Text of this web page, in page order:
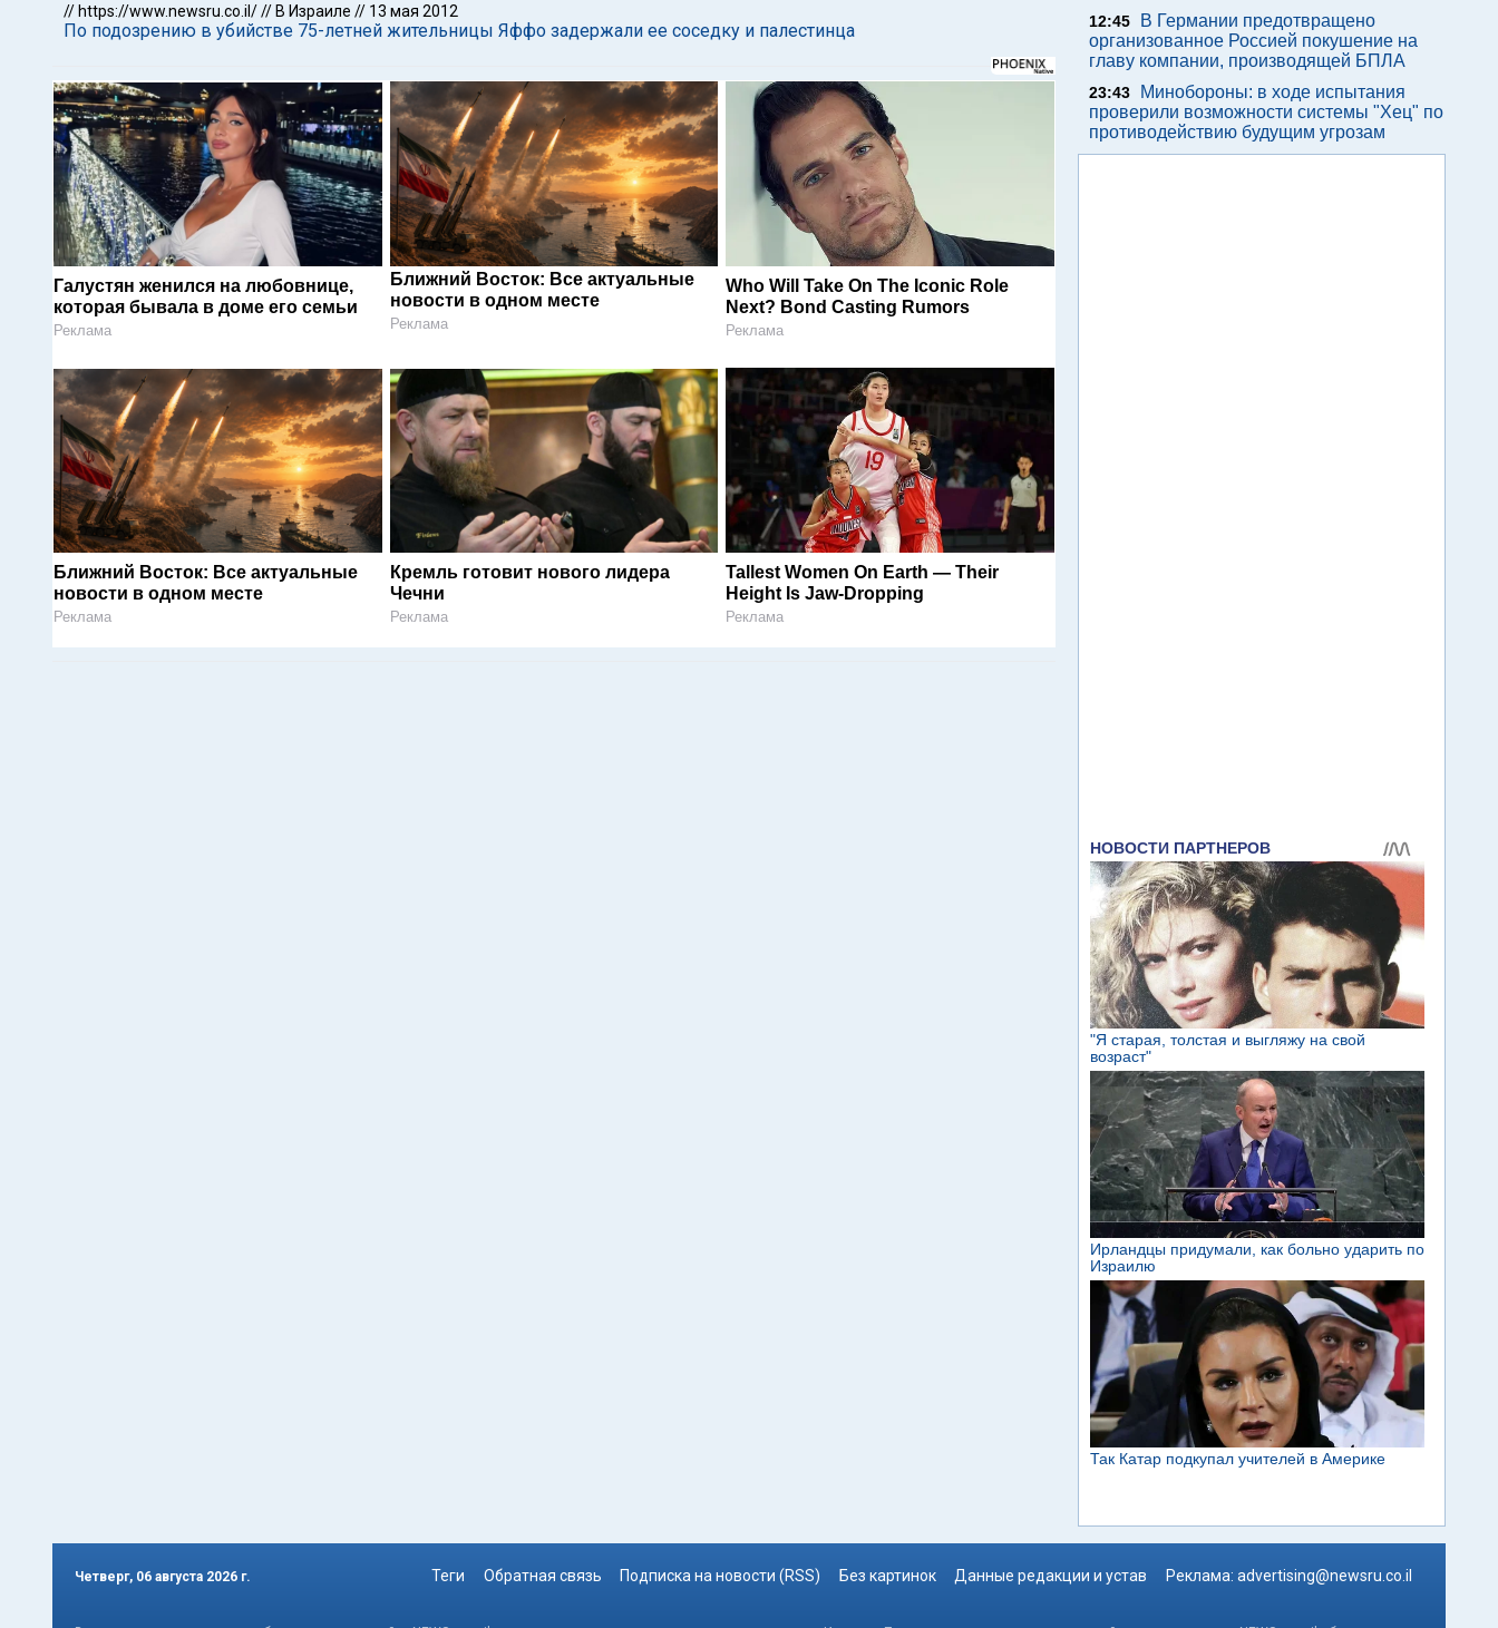
// https://www.newsru.co.il/// В Израиле // 13 мая 2012
По подозрению в убийстве 75-летней жительницы Яффо задержали ее соседку и палестинца
Галустян женился на любовнице,
которая бывала в доме его семьи
Реклама
Ближний Восток: Все актуальные
новости в одном месте
Реклама
Who Will Take On The Iconic Role
Next? Bond Casting Rumors
Реклама
Ближний Восток: Все актуальные
новости в одном месте
Реклама
Кремль готовит нового лидера
Чечни
Реклама
Tallest Women On Earth — Their
Height Is Jaw-Dropping
Реклама
12:45
В Германии предотвращено
организованное Россией покушение на
главу компании, производящей БПЛА
23:43
Минобороны: в ходе испытания
проверили возможности системы "Хец" по
противодействию будущим угрозам
Четверг, 06 августа 2026 г. Теги Обратная связь Подписка на новости (RSS) Без картинок Данные редакции и устав Реклама: advertising@newsru.co.il